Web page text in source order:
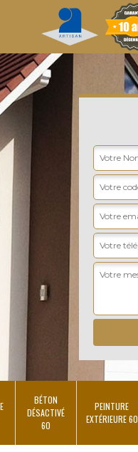
BÉTON
DÉSACTIVÉ
60
PEINTURE
EXTÉRIEURE 60